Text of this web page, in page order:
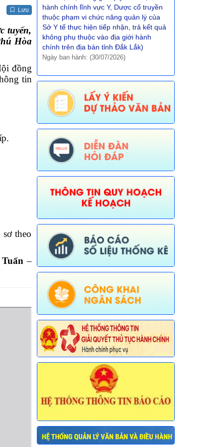
Lưu
tuyến,
Hòa
đồng
tin
theo
Tuấn–
Sở Y tế thực hiện tiếp nhận, trả kết quả
không phụ thuộc vào địa giới hành
chính trên địa bàn tỉnh Đắk Lắk)
Ngày ban hành: (30/07/2026)
Số:672/TB-UBND
trình nội bộ giải quyết TTHC trong lĩnh
Việt Nam thuộc phạm vi chức năng
quản lý nhà nước của Văn phòng UBND
tỉnh thực hiện tiếp nhận, trả kết quả
không phụ thuộc vào ĐGHC)
Ngày ban hành: (30/07/2026)
Số:673/TB-UBND
Tên:(Thông báo về việc công bố Danh
mục thủ tục hành chính được sửa đổi,
truyền hình và thông tin điện tử thuộc
phạm vi chức năng quản lý của Sở Văn
Ngày ban hành: (30/07/2026)
Số:674/TB-UBND
Tên:
(Thông báo về việc công bố Danh
mục thủ tục hành chính được sửa đổi,
bổ sung, thay thế, bãi bỏ trong lĩnh vực
đường thủy nội địa thuộc phạm vi chức
năng quản lý của Sở Xây dựng)
Ngày ban hành: (30/07/2026)
Tên:
(Thông báo về việc công bố Danh
mục thủ tục hành chính bị bãi bỏ trong
lĩnh vực nông nghiệp thuộc phạm vi
chức năng quản lý của Sở Nông nghiệp
Ngày ban hành: (30/07/2026)
Số: 676/TB-UBND
Tên:(Thông báo về việc công bố thủ
sung trong lĩnh vực đường thủy nội địa
thuộc phạm vi chức năng quản lý của